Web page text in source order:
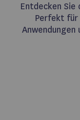
Entdecken
Perfekt für